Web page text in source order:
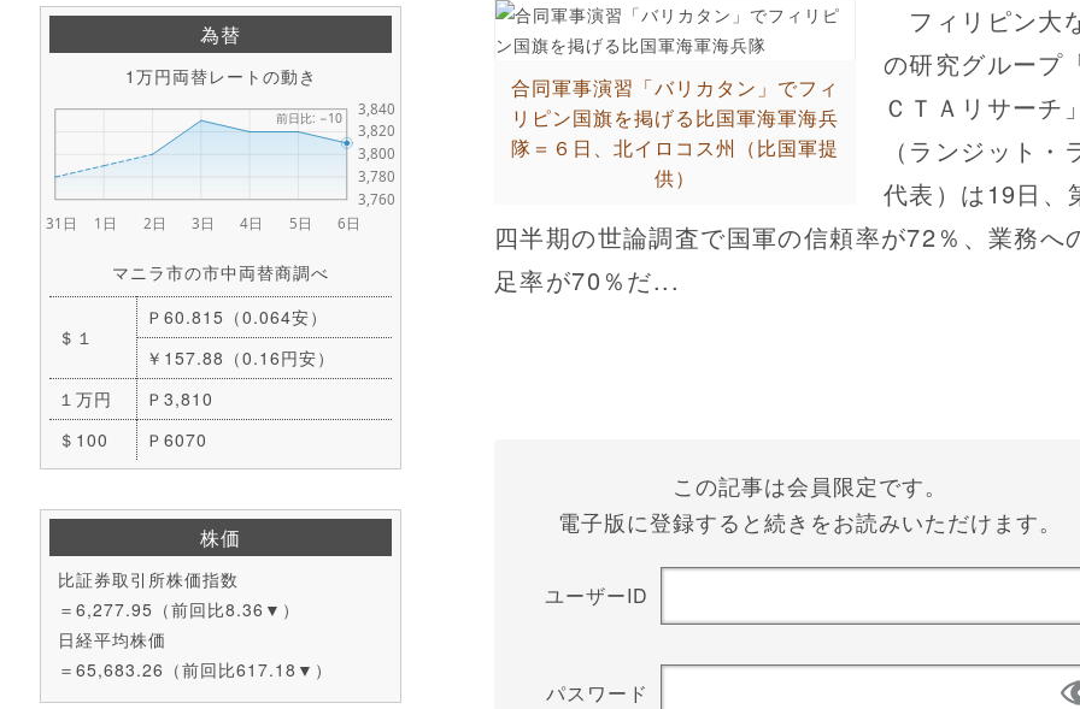
為替
1万円両替レートの動き
マニラ市の市中両替商調べ
＄１
Ｐ60.815（0.064安）
￥157.88（0.16円安）
１万円
Ｐ3,810
＄100
Ｐ6070
株価
比証券取引所株価指数
＝6,277.95（前回比8.36▼）
日経平均株価
＝65,683.26（前回比617.18▼）
合同軍事演習「バリカタン」でフィ
リピン国旗を掲げる比国軍海軍海兵
隊＝６日、北イロコス州（比国軍提
供）
フィリピン大
の研究グループ
ＣＴＡリサーチ
（ランジット・
代表）は19日、
四半期の世論調査で国軍の信頼率が72％、業務へ
足率が70％だ...
この記事は会員限定です。
電子版に登録すると続きをお読みいただけます。
ユーザーID
パスワード